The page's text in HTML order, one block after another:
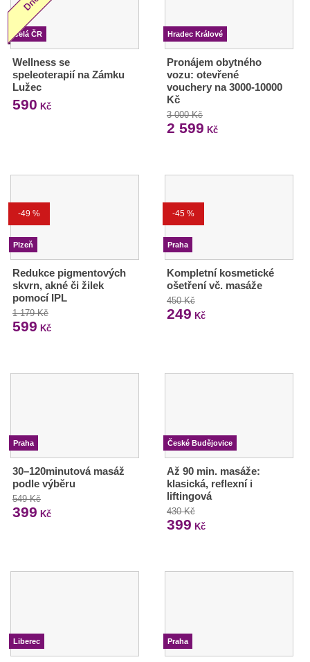
Celá ČR
Wellness se
speleoterapií na Zámku
Lužec
590 Kč
Hradec Králové
Pronájem obytného
vozu: otevřené
vouchery na 3000-10000
Kč
3 000 Kč
2 599 Kč
-49 %
Plzeň
Redukce pigmentových
skvrn, akné či žilek
pomocí IPL
1 179 Kč
599 Kč
-45 %
Praha
Kompletní kosmetické
ošetření vč. masáže
450 Kč
249 Kč
Praha
30–120minutová masáž
podle výběru
549 Kč
399 Kč
České Budějovice
Až 90 min. masáže:
klasická, reflexní i
liftingová
430 Kč
399 Kč
Liberec Praha